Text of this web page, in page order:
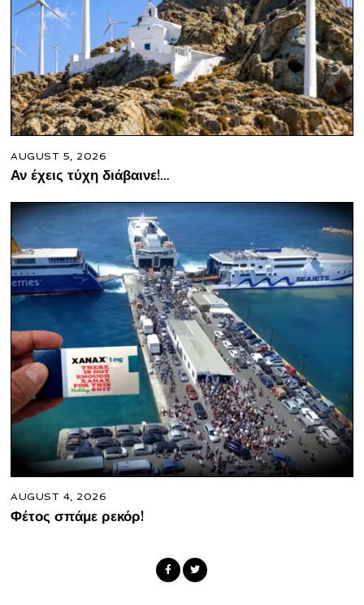
AUGUST 5, 2026
Αν έχεις τύχη διάβαινε!…
AUGUST 4, 2026
Φέτος σπάμε ρεκόρ!